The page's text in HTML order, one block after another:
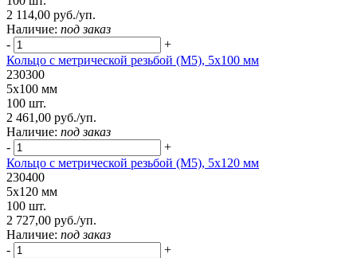
2 114,00 руб./уп.
Наличие: под заказ
-
+
Кольцо с метрической резьбой (М5), 5х100 мм
230300
5х100 мм
100 шт.
2 461,00 руб./уп.
Наличие: под заказ
-
+
Кольцо с метрической резьбой (М5), 5х120 мм
230400
5х120 мм
100 шт.
2 727,00 руб./уп.
Наличие: под заказ
-
+